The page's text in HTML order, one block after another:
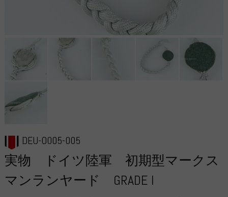
DEU-O005-005
実物 ドイツ陸軍 初期型マークス
マンランヤード GRADE I